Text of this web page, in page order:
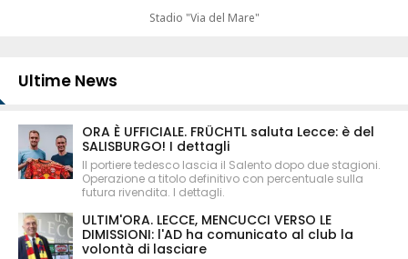
Stadio "Via del Mare"
Ultime News
ORA È UFFICIALE. FRÜCHTL saluta Lecce: è del
SALISBURGO! I dettagli
Il portiere tedesco lascia il Salento dopo due stagioni.
Operazione a titolo definitivo con percentuale sulla
futura rivendita. I dettagli.
ULTIM'ORA. LECCE, MENCUCCI VERSO LE
DIMISSIONI: l'AD ha comunicato al club la
volontà di lasciare